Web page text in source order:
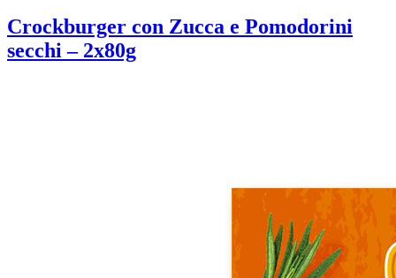
Crockburger con Zucca e Pomodorini
secchi – 2x80g